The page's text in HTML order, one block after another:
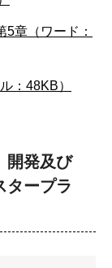
5章（ワード：
：48KB）
開発及び
タープラ